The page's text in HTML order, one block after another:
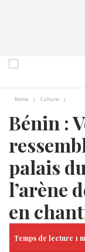
Home Culture
Bénin :
palais
l’arène
en